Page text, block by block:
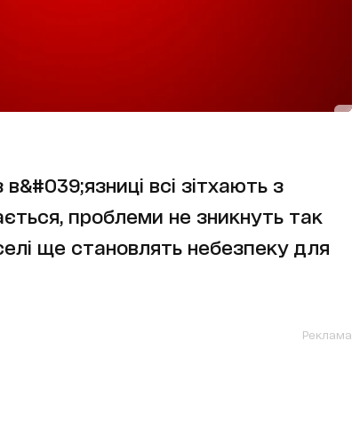
в&#039;язниці всі зітхають з
проблеми не зникнуть так
ще становлять небезпеку для
Реклама